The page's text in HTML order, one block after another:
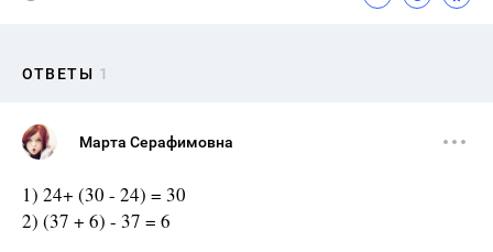
ОТВЕТЫ 1
Марта Серафимовна
1) 24+ (30 - 24) = 30
2) (37 + 6) - 37 = 6